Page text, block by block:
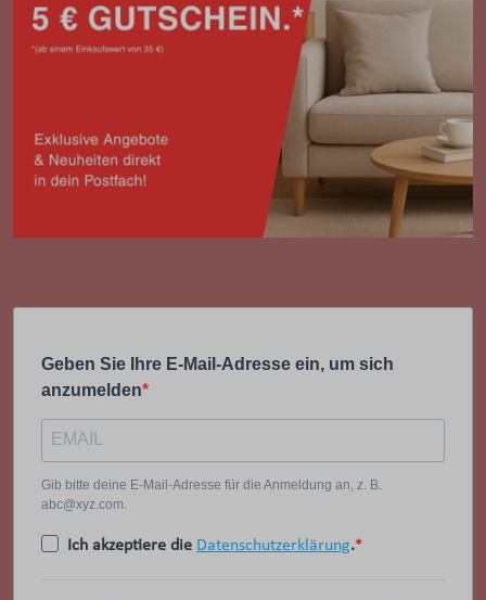
Geben Sie Ihre E-Mail-Adresse ein, um sich
anzumelden
Gib bitte deine E-Mail-Adresse für die Anmeldung an, z. B.
abc@xyz.com.
Ich akzeptiere die Datenschutzerklärung.